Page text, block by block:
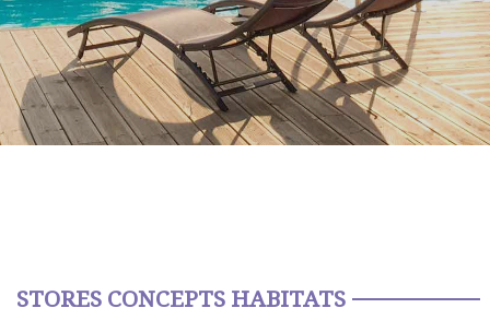
STORES CONCEPTS HABITATS